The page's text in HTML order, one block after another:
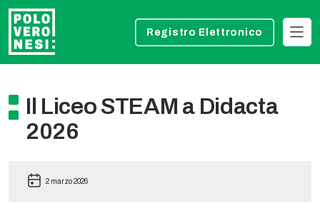
Registro Elettronico
Il Liceo STEAM a Didacta
2026
2 marzo 2026